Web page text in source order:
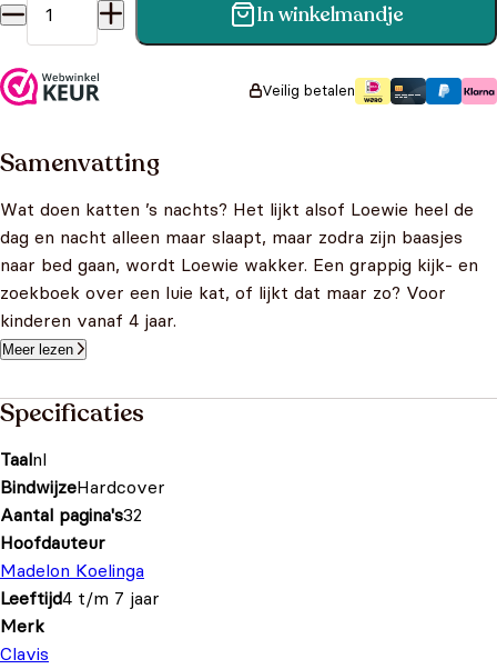
Lieve luie Loewie - Een grappig kijk- en zoekboek aantal
In winkelmandje
Veilig betalen
Samenvatting
Wat doen katten ’s nachts? Het lijkt alsof Loewie heel de
dag en nacht alleen maar slaapt, maar zodra zijn baasjes
naar bed gaan, wordt Loewie wakker. Een grappig kijk- en
zoekboek over een luie kat, of lijkt dat maar zo? Voor
kinderen vanaf 4 jaar.
Meer lezen
Specificaties
Taalnl
BindwijzeHardcover
Aantal pagina's32
Hoofdauteur
Madelon Koelinga
Leeftijd4 t/m 7 jaar
Merk
Clavis